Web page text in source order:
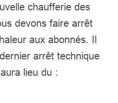
chaufferie des
devons faire arrêt
aux abonnés. Il
arrêt technique
lieu du :